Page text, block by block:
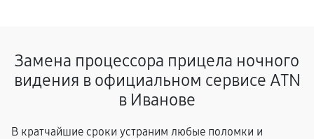
Замена процессора прицела ночного
видения в официальном сервисе ATN
в Иванове
В кратчайшие сроки устраним любые поломки и